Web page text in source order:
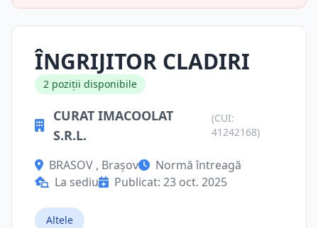
ÎNGRIJITOR CLADIRI
2 poziții disponibile
CURAT IMACOOLAT
S.R.L.
(CUI:
41242168)
BRASOV , Brașov
Normă întreagă
La sediu
Publicat: 23 oct. 2025
Altele